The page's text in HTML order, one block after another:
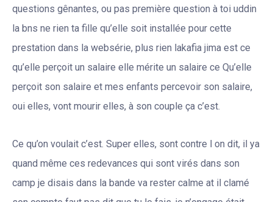
questions gênantes, ou pas première question à toi uddin
la bns ne rien ta fille qu’elle soit installée pour cette
prestation dans la websérie, plus rien lakafia jima est ce
qu’elle perçoit un salaire elle mérite un salaire ce Qu’elle
perçoit son salaire et mes enfants percevoir son salaire,
oui elles, vont mourir elles, à son couple ça c’est.
Ce qu’on voulait c’est. Super elles, sont contre l on dit, il ya
quand même ces redevances qui sont virés dans son
camp je disais dans la bande va rester calme at il clamé